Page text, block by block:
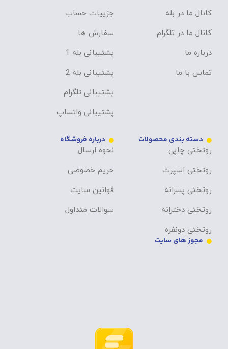
کانال ما در بله
کانال ما در تلگرام
درباره ما
تماس با ما
جزییات حساب
سفارش ها
پشتیبانی بله 1
پشتیبانی بله 2
پشتیبانی تلگرام
پشتیبانی واتساپ
دسته بندی محصولات
روتختی چاپی
روتختی اسپرت
روتختی پسرانه
روتختی دخترانه
روتختی دونفره
درباره فروشگاه
نحوه ارسال
حریم خصوصی
قوانین سایت
سوالات متداول
مجوز های سایت